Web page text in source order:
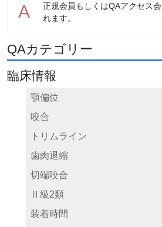
A
正規会員もしくはQAアクセス
れます。
QAカテゴリー
臨床情報
顎偏位
咬合
トリムライン
歯肉退縮
切端咬合
Ⅱ級2類
装着時間